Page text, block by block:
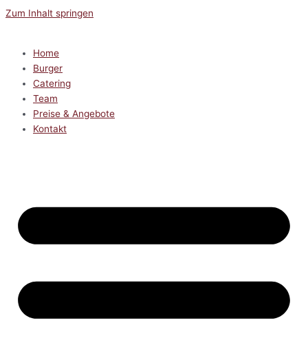
Zum Inhalt springen
Home
Burger
Catering
Team
Preise & Angebote
Kontakt